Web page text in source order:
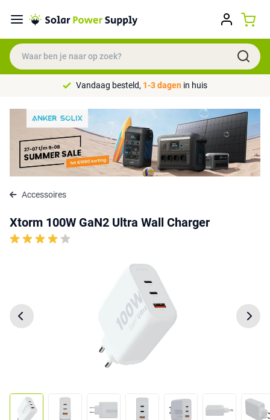
Vandaag besteld, 1-3 dagen in huis
Accessoires
Xtorm 100W GaN2 Ultra Wall Charger